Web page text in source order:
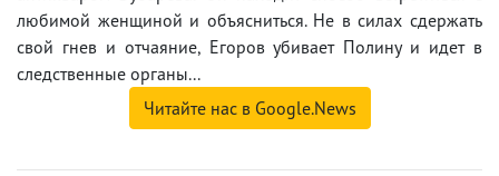
любимой женщиной и объясниться. Не в силах сдержать
свой гнев и отчаяние, Егоров убивает Полину и идет в
следственные органы...
Читайте нас в Google.News